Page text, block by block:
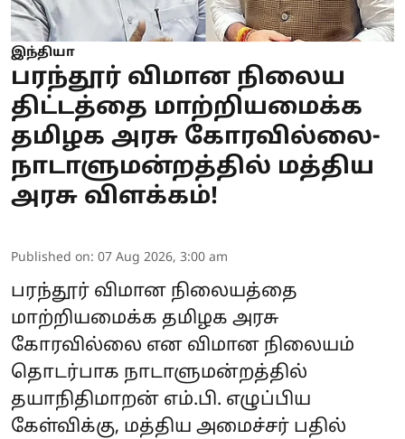
இந்தியா
பரந்தூர் விமான நிலைய
திட்டத்தை மாற்றியமைக்க
தமிழக அரசு கோரவில்லை-
நாடாளுமன்றத்தில் மத்திய
அரசு விளக்கம்!
Published on: 07 Aug 2026, 3:00 am
பரந்தூர் விமான நிலையத்தை
மாற்றியமைக்க தமிழக அரசு
கோரவில்லை என விமான நிலையம்
தொடர்பாக நாடாளுமன்றத்தில்
தயாநிதிமாறன் எம்.பி. எழுப்பிய
கேள்விக்கு, மத்திய அமைச்சர் பதில்